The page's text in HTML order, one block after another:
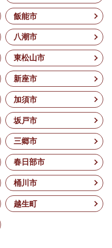
飯能市
八潮市
東松山市
新座市
加須市
坂戸市
三郷市
春日部市
桶川市
越生町